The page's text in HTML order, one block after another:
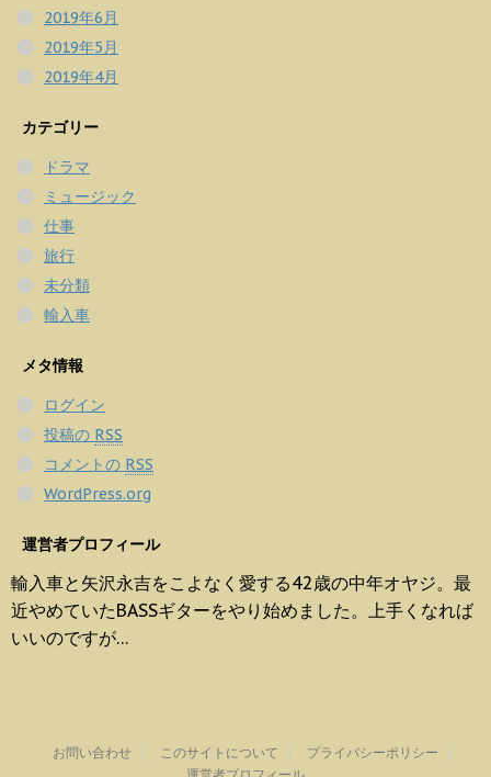
2019年6月
2019年5月
2019年4月
カテゴリー
ドラマ
ミュージック
仕事
旅行
未分類
輸入車
メタ情報
ログイン
投稿の RSS
コメントの RSS
WordPress.org
運営者プロフィール
輸入車と矢沢永吉をこよなく愛する42歳の中年オヤジ。最
近やめていたBASSギターをやり始めました。上手くなれば
いいのですが…
お問い合わせ このサイトについて
プライバシーポリシー